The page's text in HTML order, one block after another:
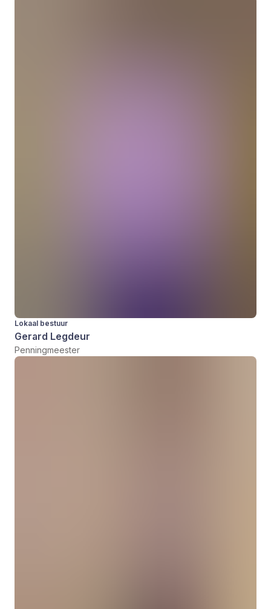
Lokaal bestuur
Gerard Legdeur
Penningmeester